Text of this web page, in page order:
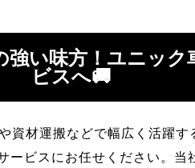
い味方！ユニッ
ビスへ🚚
材運搬などで幅広く活躍す
ビスにお任せください。